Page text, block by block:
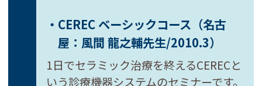
・CEREC ベーシックコース （名古
屋：風間 龍之輔先生/2010.3）
1日でセラミック治療を終えるCERECと
いう診療機器システムのセミナーです。